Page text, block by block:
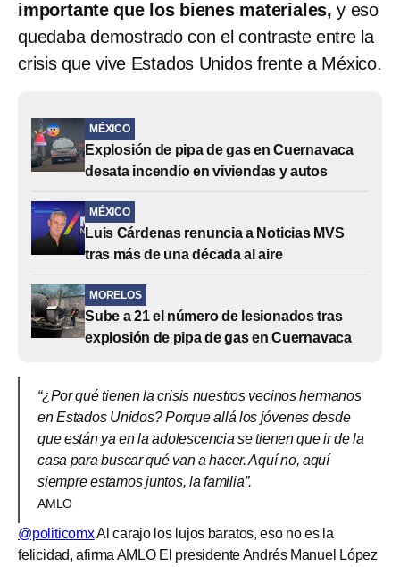
importante que los bienes materiales,y eso
quedaba demostrado con el contraste entre la
crisis que vive Estados Unidos frente a México.
MÉXICO
Explosión de pipa de gas en Cuernavaca
desata incendio en viviendas y autos
MÉXICO
Luis Cárdenas renuncia a Noticias MVS
tras más de una década al aire
MORELOS
Sube a 21 el número de lesionados tras
explosión de pipa de gas en Cuernavaca
“¿Por qué tienen la crisis nuestros vecinos hermanos
en Estados Unidos? Porque allá los jóvenes desde
que están ya en la adolescencia se tienen que ir de la
casa para buscar qué van a hacer. Aquí no, aquí
siempre estamos juntos, la familia”.
AMLO
@politicomxAl carajo los lujos baratos, eso no es la
felicidad, afirma AMLO El presidente Andrés Manuel López